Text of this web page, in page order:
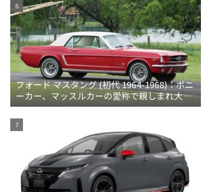
フォード マスタング (初代 1964-1968)：ポニ
ーカー、マッスルカーの愛称で親しまれ大ヒ
ット